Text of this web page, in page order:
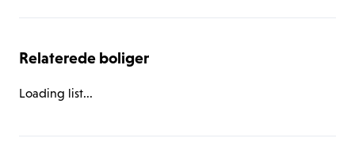
Monte Carlo klinker på både gulv og vægge. Der er
Relaterede boliger
Loading list...